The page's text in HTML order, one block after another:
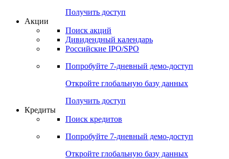
Попробуйте7-дневный
Откройте глобальную базу данных
Получить доступ
Поиск акций
Российские IPO/SPO
Попробуйте7-дневный
Откройте глобальную базу данных
Получить доступ
Поиск кредитов